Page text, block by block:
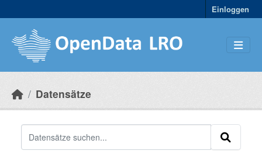
Einloggen
Datensätze